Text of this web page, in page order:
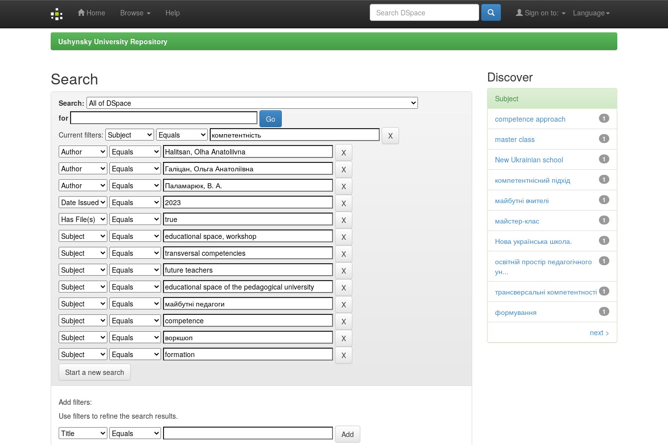
Home Browse Help Language
Sign on to:
Ushynsky University Repository
Search
Search:
for
Current filters:
Start a new search
Add filters:
Use filters to refine the search results.
Discover
Subject
1
competence approach
1
master class
1
New Ukrainian school
1
компетентнісний підхід
1
майбутні вчителі
1
майстер-клас
1
Нова українська школа.
1
освітній простір педагогічного
ун...
1
трансверсальні компетентності
1
формування
next >